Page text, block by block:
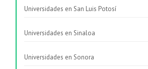
Universidades en San Luis Potosí
Universidades en Sinaloa
Universidades en Sonora